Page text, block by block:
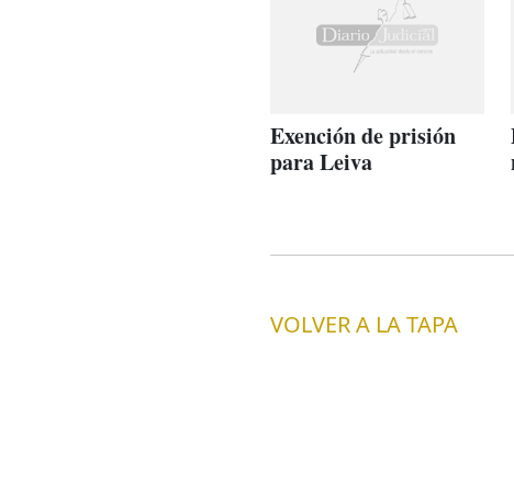
Exención de prisión
para Leiva
VOLVER A LA TAPA